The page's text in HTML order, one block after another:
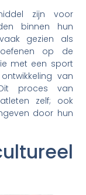
zijn voor
binnen hun
gezien als
op de
met een sport
van
proces van
zelf; ook
door hun